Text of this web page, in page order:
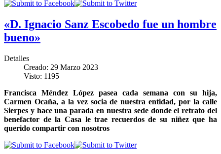
«D. Ignacio Sanz Escobedo fue un hombre
bueno»
Detalles
Creado: 29 Marzo 2023
Visto: 1195
Francisca Méndez López pasea cada semana con su hija,
Carmen Ocaña, a la vez socia de nuestra entidad, por la calle
Sierpes y hace una parada en nuestra sede donde el retrato del
benefactor de la Casa le trae recuerdos de su niñez que ha
querido compartir con nosotros